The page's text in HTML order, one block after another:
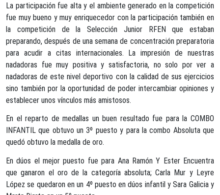
La participación fue alta y el ambiente generado en la competición
fue muy bueno y muy enriquecedor con la participación también en
la competición de la Selección Junior RFEN que estaban
preparando, después de una semana de concentración preparatoria
para acudir a citas internacionales. La impresión de nuestras
nadadoras fue muy positiva y satisfactoria, no solo por ver a
nadadoras de este nivel deportivo con la calidad de sus ejercicios
sino también por la oportunidad de poder intercambiar opiniones y
establecer unos vínculos más amistosos.
En el reparto de medallas un buen resultado fue para la COMBO
INFANTIL que obtuvo un 3º puesto y para la combo Absoluta que
quedó obtuvo la medalla de oro.
En dúos el mejor puesto fue para Ana Ramón Y Ester Encuentra
que ganaron el oro de la categoría absoluta; Carla Mur y Leyre
López se quedaron en un 4º puesto en dúos infantil y Sara Galicia y